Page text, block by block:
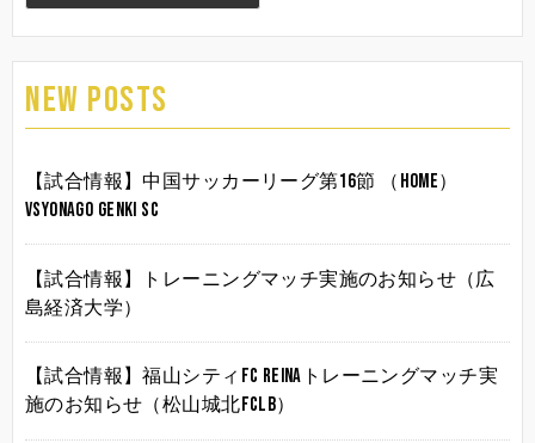
NEW POSTS
【試合情報】中国サッカーリーグ第16節 （HOME）
vsYonago Genki SC
【試合情報】トレーニングマッチ実施のお知らせ（広
島経済大学）
【試合情報】福山シティFC Reinaトレーニングマッチ実
施のお知らせ（松山城北FCLB）